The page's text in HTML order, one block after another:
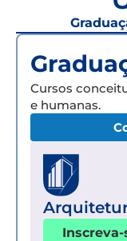
Cursos
e humanas.
Inscreva-